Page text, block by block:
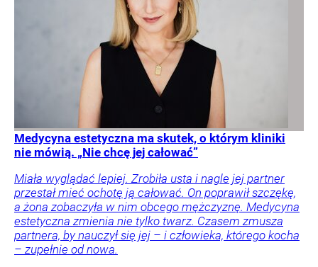
Medycyna estetyczna ma skutek, o którym kliniki
nie mówią. „Nie chcę jej całować”
Miała wyglądać lepiej. Zrobiła usta i nagle jej partner
przestał mieć ochotę ją całować. On poprawił szczękę,
a żona zobaczyła w nim obcego mężczyznę. Medycyna
estetyczna zmienia nie tylko twarz. Czasem zmusza
partnera, by nauczył się jej – i człowieka, którego kocha
– zupełnie od nowa.